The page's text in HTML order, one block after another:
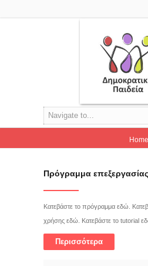
Navigate to...
Home
Πρόγραμμα
Κατεβάστε το πρόγραμμα εδώ.
χρήσης εδώ. Κατεβάστε το tutorial
Περισσότερα